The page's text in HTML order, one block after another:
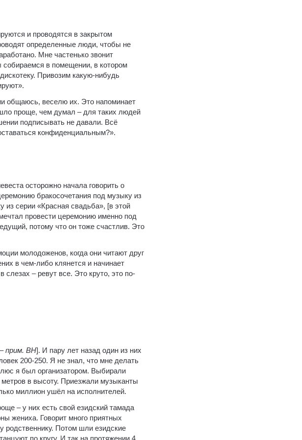
и проводятся в закрытом
определенные люди, чтобы не
Мне частенько звонит
собираемся в помещении, в котором
Привозим какую-нибудь
общаюсь, веселю их. Это напоминает
проще, чем думал – для таких людей
подписывать не давали. Всё
конфиденциальным?».
осторожно начала говорить о
бракосочетания под музыку из
из серии «Красная свадьба», [в этой
провести церемонию именно под
потому что он тоже счастлив. Это
молодоженов, когда они читают друг
в чем-либо клянется и начинает
слезах – ревут все. Это круто, это по-
прим. ВН]. И пару лет назад один из них
200-250. Я не знал, что мне делать
я был организатором. Выбирали
в высоту. Приезжали музыканты
миллион ушёл на исполнителей.
– у них есть свой езидский тамада
жениха. Говорит много приятных
родственнику. Потом шли езидские
по кругу. И так на протяжении 4